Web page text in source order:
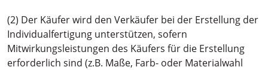
(2) Der Käufer wird den Verkäufer bei der Erstellung der
Individualfertigung unterstützen, sofern
Mitwirkungsleistungen des Käufers für die Erstellung
erforderlich sind (z.B. Maße, Farb- oder Materialwahl